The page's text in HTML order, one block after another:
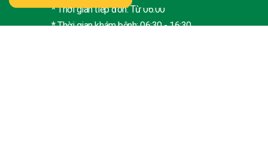
* Thời gian tiếp đón: Từ 06:00
* Thời gian khám bệnh: 06:30 - 16:30